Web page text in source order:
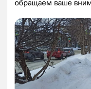
обращаем ваше